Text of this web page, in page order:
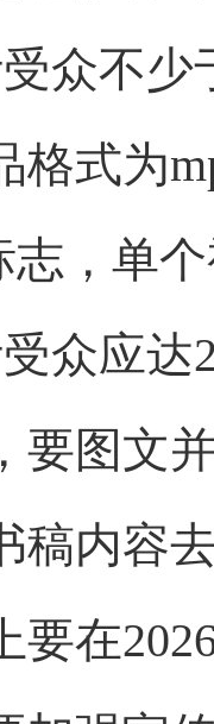
众不少
格式为
志，单
众应达
要图文
稿内容
要在